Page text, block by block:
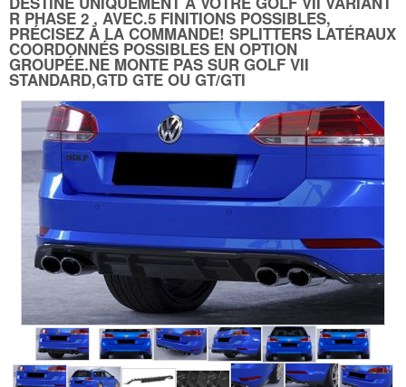
R PHASE 2 , AVEC.5 FINITIONS POSSIBLES,
PRÉCISEZ À LA COMMANDE! SPLITTERS LATÉRAUX
COORDONNÉS POSSIBLES EN OPTION
GROUPÉE.NE MONTE PAS SUR GOLF VII
STANDARD,GTD GTE OU GT/GTI